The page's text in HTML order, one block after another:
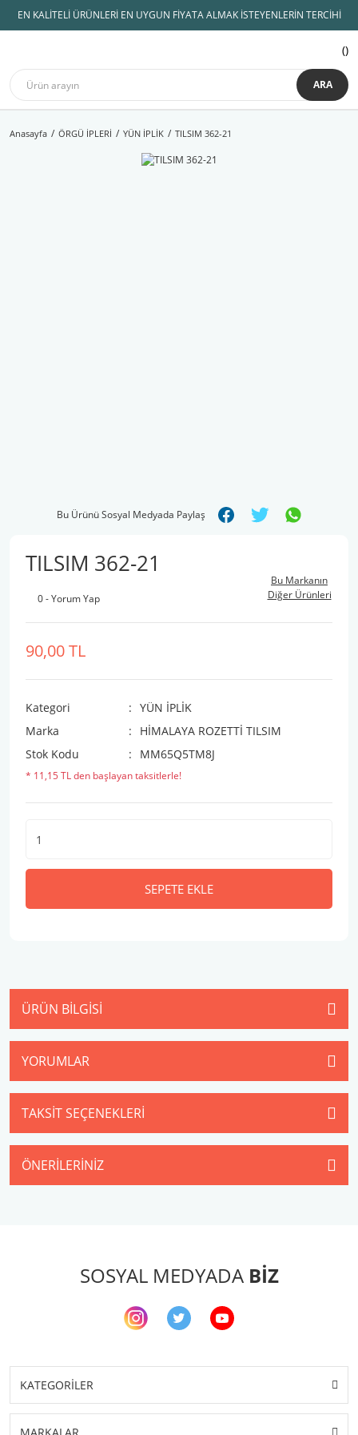
EN KALİTELİ ÜRÜNLERİ EN UYGUN FİYATA ALMAK İSTEYENLERİN TERCİHİ
ARA
Anasayfa ÖRGÜ İPLERİ YÜN İPLİK TILSIM 362-21
Bu Ürünü Sosyal Medyada Paylaş
TILSIM 362-21
0 - Yorum Yap
Bu Markanın
Diğer Ürünleri
90,00 TL
Kategori
YÜN İPLİK
Marka
HİMALAYA ROZETTİ TILSIM
Stok Kodu
MM65Q5TM8J
* 11,15 TL den başlayan taksitlerle!
SEPETE EKLE
ÜRÜN BILGISI
YORUMLAR
TAKSIT SEÇENEKLERI
ÖNERILERINIZ
SOSYAL MEDYADA BİZ
KATEGORİLER